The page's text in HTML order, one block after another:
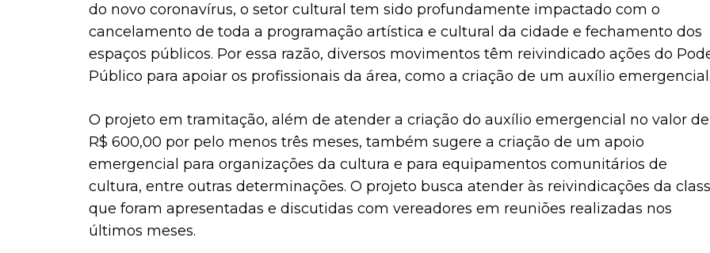
do novo coronavírus, o setor cultural tem sido profundamente impactado com o
cancelamento de toda a programação artística e cultural da cidade e fechamento dos
espaços públicos. Por essa razão, diversos movimentos têm reivindicado ações do
Público para apoiar os profissionais da área, como a criação de um auxílio emergencial.
O projeto em tramitação, além de atender a criação do auxílio emergencial no valor de
R$ 600,00 por pelo menos três meses, também sugere a criação de um apoio
emergencial para organizações da cultura e para equipamentos comunitários de
cultura, entre outras determinações. O projeto busca atender às reivindicações da
que foram apresentadas e discutidas com vereadores em reuniões realizadas nos
últimos meses.